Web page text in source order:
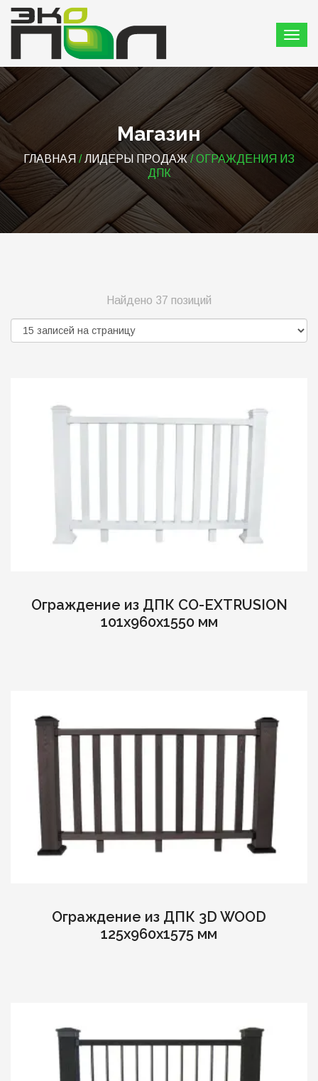
Магазин
ГЛАВНАЯ /ЛИДЕРЫ ПРОДАЖ/ ОГРАЖДЕНИЯ ИЗ
ДПК
Найдено 37 позиций
Ограждение из ДПК CO-EXTRUSION
101х960х1550 мм
Ограждение из ДПК 3D WOOD
125х960х1575 мм